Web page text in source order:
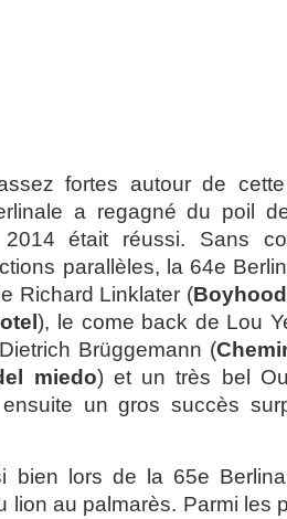
fortes autour de
a regagné du poil
était réussi. Sans
parallèles, la 64e
Richard Linklater (Boyhood
), le come back de Lou
Brüggemann (
miedo) et un très bel
un gros succès
bien lors de la 65e
lion au palmarès. Parmi les